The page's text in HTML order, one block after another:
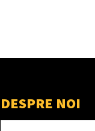
DESPRE NOI